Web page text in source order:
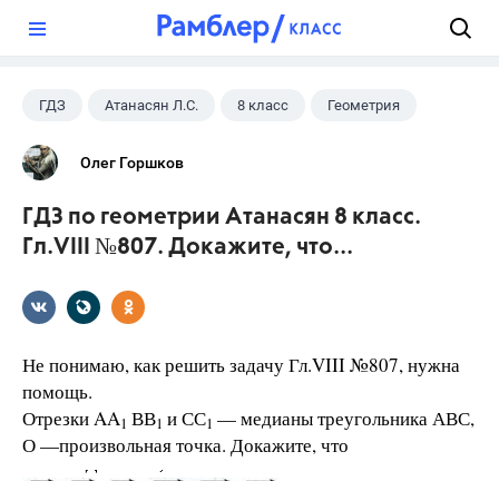
ГДЗ Атанасян Л.С. 8 класс Геометрия
Олег Горшков
ГДЗ по геометрии Атанасян 8 класс.
Гл.VIII №807. Докажите, что...
Не понимаю, как решить задачу Гл.VIII №807, нужна
помощь.
Отрезки AA1 ВВ1 и СС1 — медианы треугольника АВС,
О —произвольная точка. Докажите, что